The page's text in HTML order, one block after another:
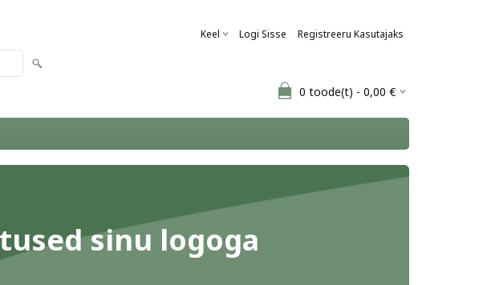
Keel Logi Sisse Registreeru Kasutajaks
0 toode(t) - 0,00 €
sinu logoga